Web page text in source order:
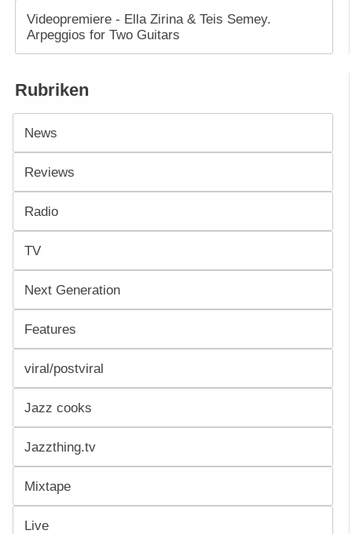
Videopremiere - Ella Zirina & Teis Semey.
Arpeggios for Two Guitars
Rubriken
News
Reviews
Radio
TV
Next Generation
Features
viral/postviral
Jazz cooks
Jazzthing.tv
Mixtape
Live